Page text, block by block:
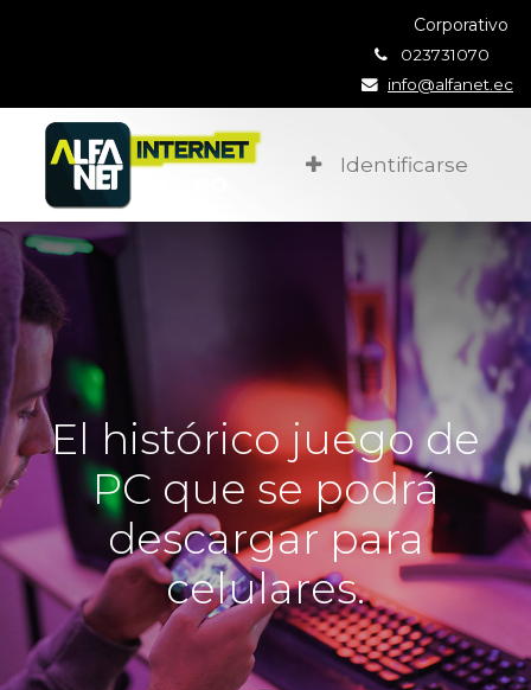
Corporativo
023731070
info@alfanet.ec
Identificarse
El histórico juego de
PC que se podrá
descargar para
celulares.